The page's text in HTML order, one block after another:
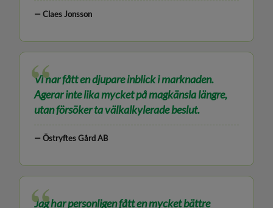
— Claes Jonsson
“
Vi har fått en djupare inblick i marknaden.
Agerar inte lika mycket på magkänsla längre,
utan försöker ta välkalkylerade beslut.
— Östryftes Gård AB
Jag har personligen fått en mycket bättre